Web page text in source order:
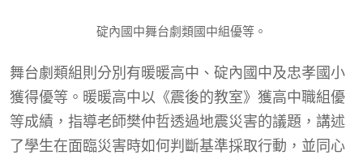
碇內國中舞台劇類國中組優等。
舞台劇類組則分別有暖暖高中、碇內國中及忠孝國小
獲得優等。暖暖高中以《震後的教室》獲高中職組優
等成績，指導老師樊仲哲透過地震災害的議題，講述
了學生在面臨災害時如何判斷基準採取行動，並同心